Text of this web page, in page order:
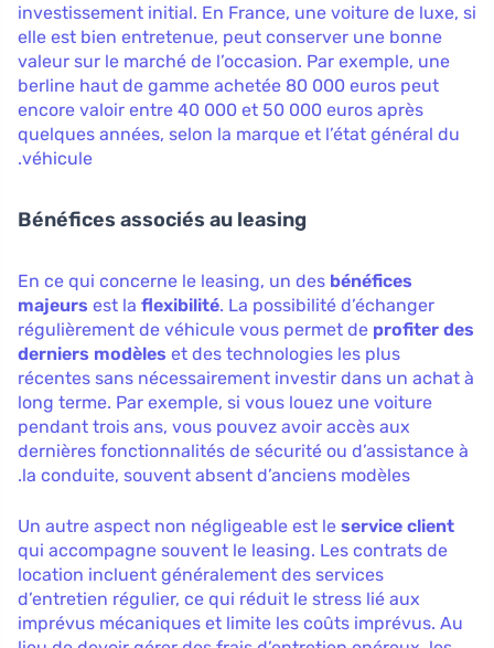
investissement initial. En France, une voiture de luxe, si
elle est bien entretenue, peut conserver une bonne
valeur sur le marché de l’occasion. Par exemple, une
berline haut de gamme achetée 80 000 euros peut
encore valoir entre 40 000 et 50 000 euros après
quelques années, selon la marque et l’état général du
véhicule.
Bénéfices associés au leasing
En ce qui concerne le leasing, un des bénéfices
majeurs est la flexibilité. La possibilité d’échanger
régulièrement de véhicule vous permet de profiter des
derniers modèles et des technologies les plus
récentes sans nécessairement investir dans un achat à
long terme. Par exemple, si vous louez une voiture
pendant trois ans, vous pouvez avoir accès aux
dernières fonctionnalités de sécurité ou d’assistance à
la conduite, souvent absent d’anciens modèles.
Un autre aspect non négligeable est le service client
qui accompagne souvent le leasing. Les contrats de
location incluent généralement des services
d’entretien régulier, ce qui réduit le stress lié aux
imprévus mécaniques et limite les coûts imprévus. Au